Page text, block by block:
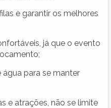
e garantir os melhores
já que o evento
para se manter
e atrações, não se limite